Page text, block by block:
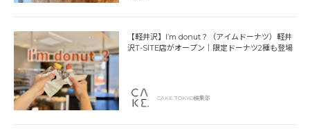
【軽井沢】I’m donut？（アイムドーナツ）軽井
沢T-SITE店がオープン｜限定ドーナツ2種も登場
CAKE.TOKYO編集部